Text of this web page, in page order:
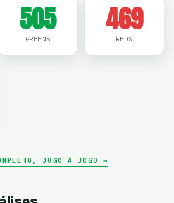
505
GREENS
469
REDS
JOGO A JOGO →